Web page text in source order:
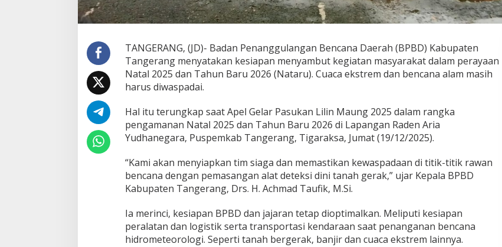
g
k
k
a
n
e
i
a
p
a
g
a
n
B
e
n
TANGERANG, (JD)- Badan Penanggulangan Bencana Daerah (BPBD) Kabupaten
Tangerang menyatakan kesiapan menyambut kegiatan masyarakat dalam perayaan
Natal 2025 dan Tahun Baru 2026 (Nataru). Cuaca ekstrem dan bencana alam masih
harus diwaspadai.
Hal itu terungkap saat Apel Gelar Pasukan Lilin Maung 2025 dalam rangka
pengamanan Natal 2025 dan Tahun Baru 2026 di Lapangan Raden Aria
Yudhanegara, Puspemkab Tangerang, Tigaraksa, Jumat (19/12/2025).
“Kami akan menyiapkan tim siaga dan memastikan kewaspadaan di titik-titik rawan
bencana dengan pemasangan alat deteksi dini tanah gerak,” ujar Kepala BPBD
Kabupaten Tangerang, Drs. H. Achmad Taufik, M.Si.
Ia merinci, kesiapan BPBD dan jajaran tetap dioptimalkan. Meliputi kesiapan
peralatan dan logistik serta transportasi kendaraan saat penanganan bencana
hidrometeorologi. Seperti tanah bergerak, banjir dan cuaca ekstrem lainnya.